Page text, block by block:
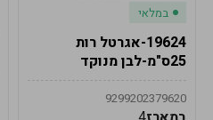
במלאי
19624-אגרטל רות
25ס"מ-לבן מנוקד
9299202379620